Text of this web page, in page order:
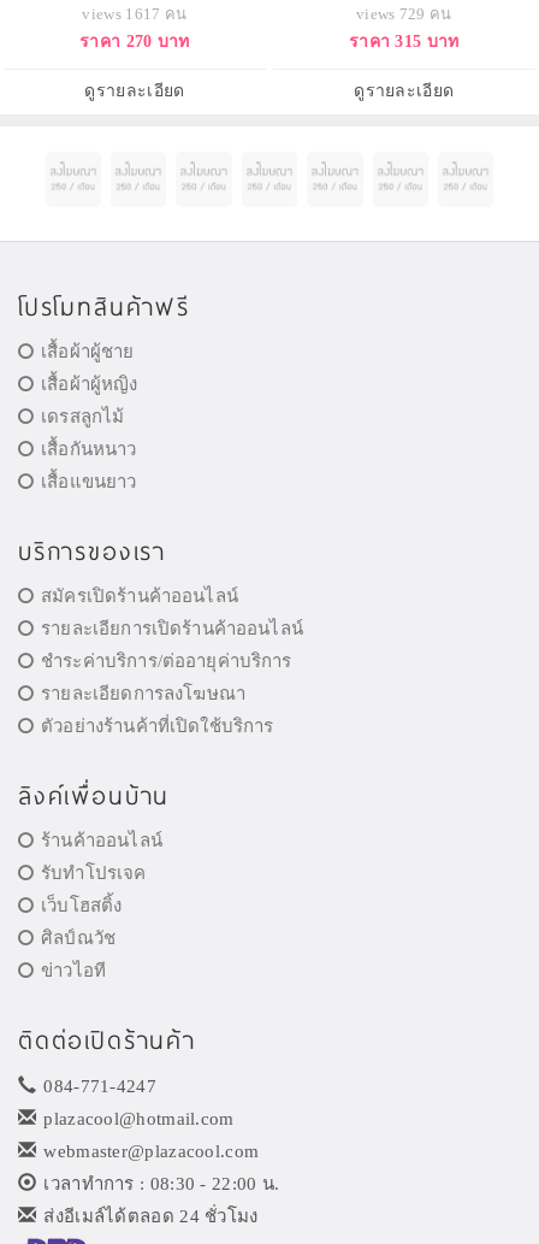
views 1617 คน
ราคา 270 บาท
ดูรายละเอียด
views 729 คน
ราคา 315 บาท
ดูรายละเอียด
โปรโมทสินค้าฟรี
เสื้อผ้าผู้ชาย
เสื้อผ้าผู้หญิง
เดรสลูกไม้
เสื้อกันหนาว
เสื้อแขนยาว
บริการของเรา
สมัครเปิดร้านค้าออนไลน์
รายละเอียการเปิดร้านค้าออนไลน์
ชำระค่าบริการ/ต่ออายุค่าบริการ
รายละเอียดการลงโฆษณา
ตัวอย่างร้านค้าที่เปิดใช้บริการ
ลิงค์เพื่อนบ้าน
ร้านค้าออนไลน์
รับทำโปรเจค
เว็บโฮสติ้ง
ศิลป์ณวัช
ข่าวไอที
ติดต่อเปิดร้านค้า
084-771-4247
plazacool@hotmail.com
webmaster@plazacool.com
เวลาทำการ : 08:30 - 22:00 น.
ส่งอีเมล์ได้ตลอด 24 ชั่วโมง